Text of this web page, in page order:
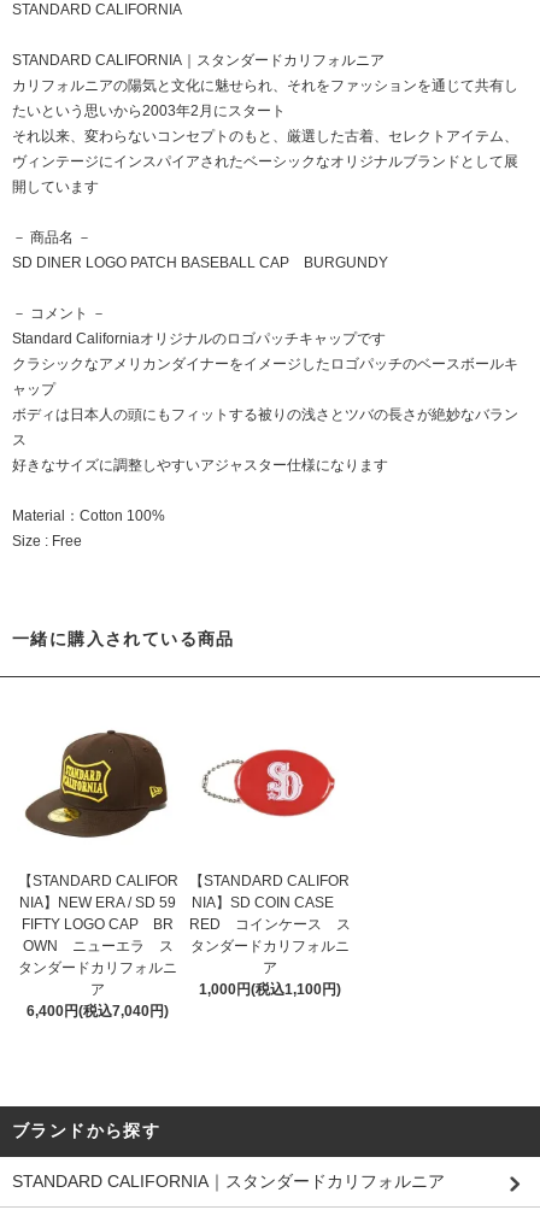
STANDARD CALIFORNIA
STANDARD CALIFORNIA｜スタンダードカリフォルニア
カリフォルニアの陽気と文化に魅せられ、それをファッションを通じて共有し
たいという思いから2003年2月にスタート
それ以来、変わらないコンセプトのもと、厳選した古着、セレクトアイテム、
ヴィンテージにインスパイアされたベーシックなオリジナルブランドとして展
開しています
－ 商品名 －
SD DINER LOGO PATCH BASEBALL CAP BURGUNDY
－ コメント －
Standard Californiaオリジナルのロゴパッチキャップです
クラシックなアメリカンダイナーをイメージしたロゴパッチのベースボールキ
ャップ
ボディは日本人の頭にもフィットする被りの浅さとツバの長さが絶妙なバラン
ス
好きなサイズに調整しやすいアジャスター仕様になります
Material：Cotton 100%
Size : Free
一緒に購入されている商品
【STANDARD CALIFOR
NIA】NEW ERA / SD 59
FIFTY LOGO CAP BR
OWN ニューエラ ス
タンダードカリフォルニ
ア
6,400円(税込7,040円)
【STANDARD CALIFOR
NIA】SD COIN CASE
RED コインケース ス
タンダードカリフォルニ
ア
1,000円(税込1,100円)
ブランドから探す
STANDARD CALIFORNIA｜スタンダードカリフォルニア